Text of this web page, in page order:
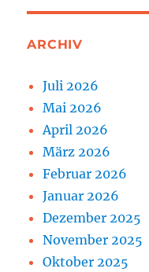
ARCHIV
Juli 2026
Mai 2026
April 2026
März 2026
Februar 2026
Januar 2026
Dezember 2025
November 2025
Oktober 2025